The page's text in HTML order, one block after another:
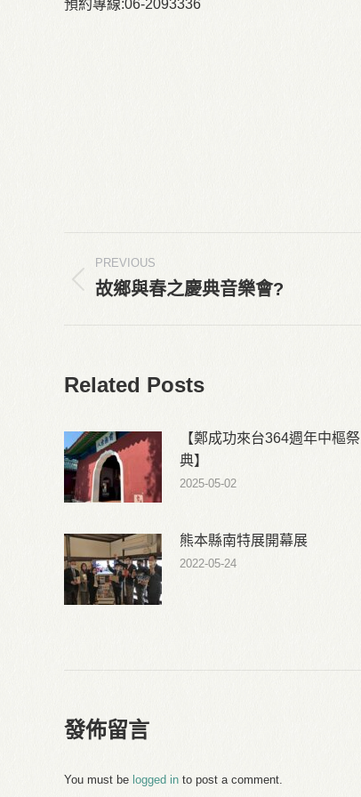
預約專線:06-2093336
Post
navigation
PREVIOUS
Previous
故鄉與春之慶典音樂會?
Related Posts
【鄭成功來台364週年中樞祭
典】
2025-05-02
熊本縣南特展開幕展
2022-05-24
發佈留言
You must be logged in to post a comment.